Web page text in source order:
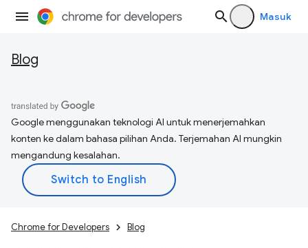
Masuk
Blog
Google menggunakan teknologi AI untuk menerjemahkan
konten ke dalam bahasa pilihan Anda. Terjemahan AI mungkin
mengandung kesalahan.
Chrome for Developers Blog